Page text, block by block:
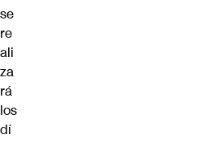
se
re
ali
za
rá
los
dí